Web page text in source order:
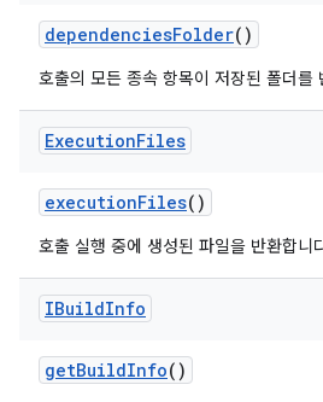
dependenciesFolder()
호출의 모든 종속 항목이 저장된 폴더를
ExecutionFiles
executionFiles()
호출 실행 중에 생성된 파일을 반환합니
IBuildInfo
getBuildInfo()